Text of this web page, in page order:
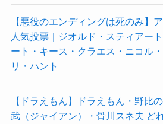
【悪役のエンディングは死のみ】
人気投票｜ジオルド・スティアー
ート・キース・クラエス・ニコル
リ・ハント
【ドラえもん】ドラえもん・野比
武（ジャイアン）・骨川スネ夫 ど